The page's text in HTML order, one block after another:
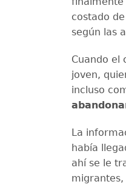
costado
según las
Cuando el
joven,
incluso
La
había
ahí se le
migrantes,